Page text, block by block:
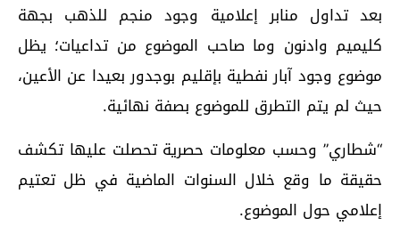
بعد تداول منابر إعلامية وجود منجم للذهب بجهة
كليميم وادنون وما صاحب الموضوع من تداعيات؛ يظل
موضوع وجود آبار نفطية بإقليم بوجدور بعيدا عن الأعين،
حيث لم يتم التطرق للموضوع بصفة نهائية.
“شطاري” وحسب معلومات حصرية تحصلت عليها تكشف
حقيقة ما وقع خلال السنوات الماضية في ظل تعتيم
إعلامي حول الموضوع.